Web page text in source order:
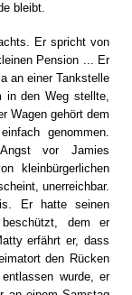
bleibt.
Er spricht von
Pension ... Er
an einer Tankstelle
in den Weg stellte,
Wagen gehört dem
genommen.
vor Jamies
kleinbürgerlichen
unerreichbar.
Er hatte seinen
dem er
erfährt er, dass
den Rücken
wurde, er